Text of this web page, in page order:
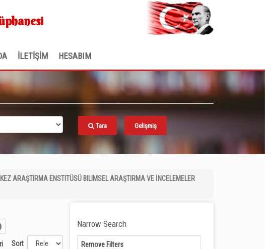
İLETİŞİM HESABIM
Tara Gelişmiş
ARAŞTIRMA ENSTITÜSÜ BILIMSEL ARAŞTIRMA VE İNCELEMELER
Sort
Narrow Search
Remove Filters